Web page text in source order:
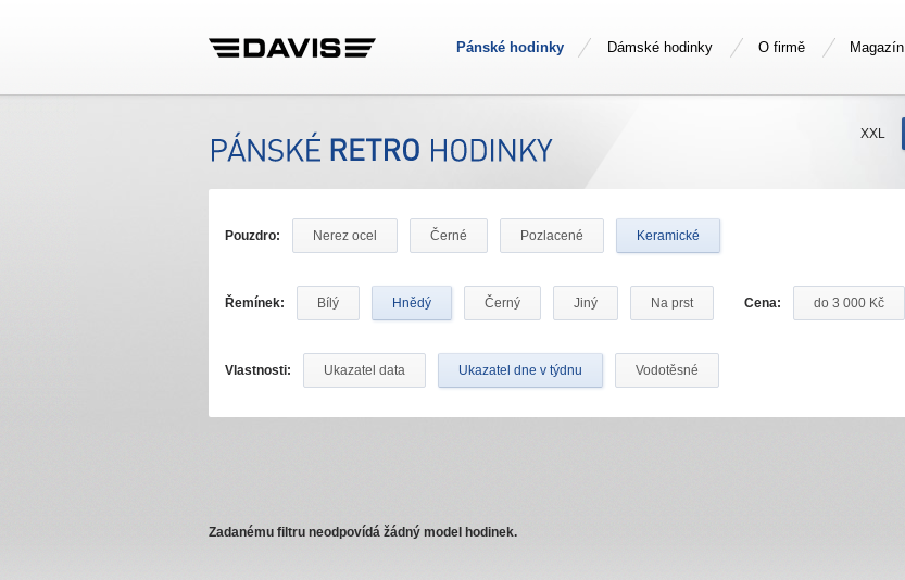
Pánské hodinky Dámské hodinky O firmě Magazín
Pouzdro: Nerez ocel Černé Pozlacené Keramické
Řemínek: Bílý Hnědý Černý Jiný Na prst Cena: do 3 000 Kč
Vlastnosti: Ukazatel data Ukazatel dne v týdnu Vodotěsné
Zadanému filtru neodpovídá žádný model hodinek.
XXL